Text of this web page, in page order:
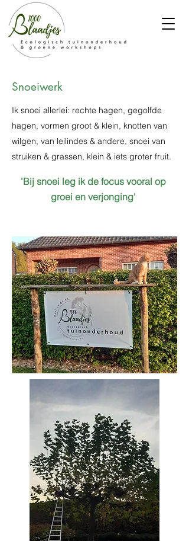
Snoeiwerk
Ik snoei allerlei: rechte hagen, gegolfde
hagen, vormen groot & klein, knotten van
wilgen, van leilindes & andere, snoei van
struiken & grassen, klein & iets groter fruit.
'Bij snoei leg ik de focus vooral op
groei en verjonging'